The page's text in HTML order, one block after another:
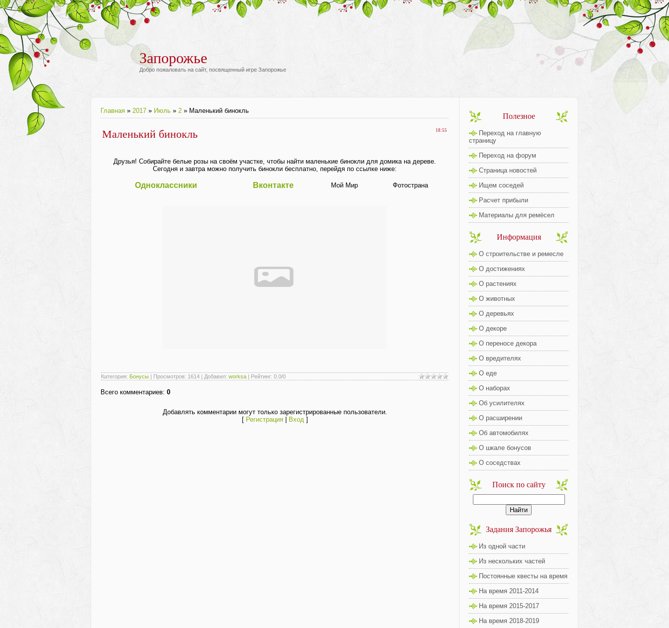
Запорожье
Добро пожаловать на сайт, посвященный игре Запорожье
Главная » 2017 » Июль » 2 » Маленький бинокль
18:55
Маленький бинокль
Друзья! Собирайте белые розы на своём участке, чтобы найти маленькие бинокли для домика на дереве.
Сегодня и завтра можно получить бинокли бесплатно, перейдя по ссылке ниже:
Одноклассники Вконтакте Мой Мир Фотострана
Категория: Бонусы | Просмотров: 1614 | Добавил: worksa | Рейтинг: 0.0/0
Всего комментариев: 0
Добавлять комментарии могут только зарегистрированные пользователи.
[ Регистрация| Вход]
Полезное
Переход на главную
страницу
Переход на форум
Страница новостей
Ищем соседей
Расчет прибыли
Материалы для ремёсел
Информация
О строительстве и ремесле
О достижениях
О растениях
О животных
О деревьях
О декоре
О переносе декора
О вредителях
О еде
О наборах
Об усилителях
О расширении
Об автомобилях
О шкале бонусов
О соседствах
Поиск по сайту
Задания Запорожья
Из одной части
Из нескольких частей
Постоянные квесты на время
На время 2011-2014
На время 2015-2017
На время 2018-2019